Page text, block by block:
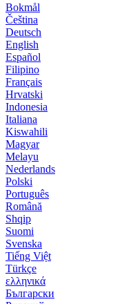
Bokmål
Čeština
Deutsch
English
Español
Filipino
Français
Hrvatski
Indonesia
Italiana
Kiswahili
Magyar
Melayu
Nederlands
Polski
Português
Română
Shqip
Suomi
Svenska
Tiếng Việt
Türkçe
ελληνικά
Български